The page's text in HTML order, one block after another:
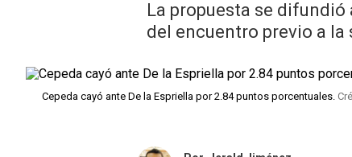
La propuesta se
del encuentro previo a la
Cepeda cayó ante De la Espriella por 2.84 puntos porcentuales.